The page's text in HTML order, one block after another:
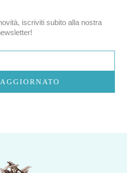
iscriviti subito alla nostra